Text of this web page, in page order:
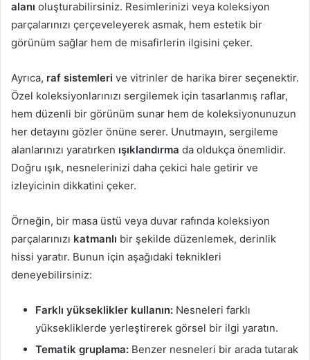
alanı oluşturabilirsiniz. Resimlerinizi veya koleksiyon
parçalarınızı çerçeveleyerek asmak, hem estetik bir
görünüm sağlar hem de misafirlerin ilgisini çeker.
Ayrıca, raf sistemleri ve vitrinler de harika birer seçenektir.
Özel koleksiyonlarınızı sergilemek için tasarlanmış raflar,
hem düzenli bir görünüm sunar hem de koleksiyonunuzun
her detayını gözler önüne serer. Unutmayın, sergileme
alanlarınızı yaratırken ışıklandırma da oldukça önemlidir.
Doğru ışık, nesnelerinizi daha çekici hale getirir ve
izleyicinin dikkatini çeker.
Örneğin, bir masa üstü veya duvar rafında koleksiyon
parçalarınızı katmanlı bir şekilde düzenlemek, derinlik
hissi yaratır. Bunun için aşağıdaki teknikleri
deneyebilirsiniz:
Farklı yükseklikler kullanın: Nesneleri farklı
yüksekliklerde yerleştirerek görsel bir ilgi yaratın.
Tematik gruplama: Benzer nesneleri bir arada tutarak